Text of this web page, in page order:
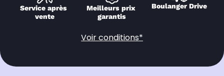
Service après
vente
Meilleurs prix
garantis
Boulanger Drive
Voir conditions*